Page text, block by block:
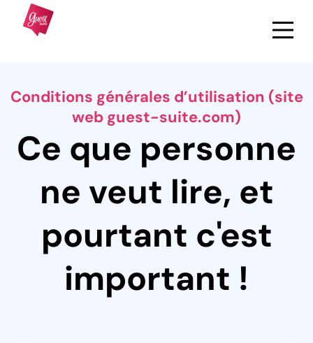
Conditions générales d’utilisation (site
web guest-suite.com)
Ce que personne
ne veut lire, et
pourtant c'est
important !